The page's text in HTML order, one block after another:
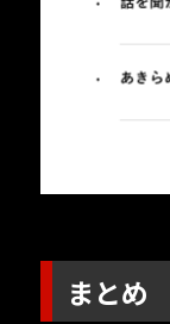
まとめ